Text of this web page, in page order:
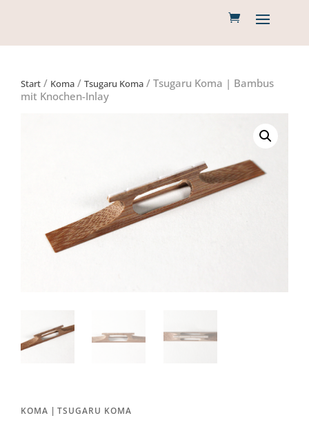
Start / Koma / Tsugaru Koma / Tsugaru Koma | Bambus
mit Knochen-Inlay
KOMA | TSUGARU KOMA